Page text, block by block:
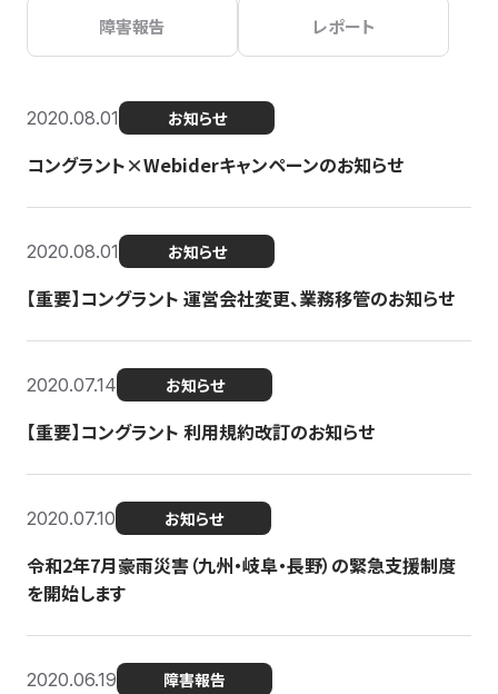
障害報告 レポート
2020.08.01 お知らせ
コングラント×Webiderキャンペーンのお知らせ
2020.08.01 お知らせ
【重要】コングラント 運営会社変更、業務移管のお知らせ
2020.07.14 お知らせ
【重要】コングラント 利用規約改訂のお知らせ
2020.07.10 お知らせ
令和2年7月豪雨災害（九州・岐阜・長野）の緊急支援制度
を開始します
2020.06.19 障害報告